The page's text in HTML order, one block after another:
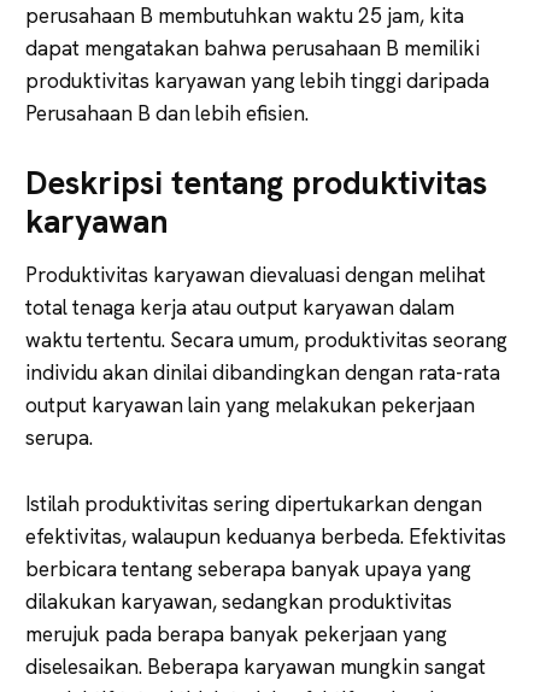
perusahaan B membutuhkan waktu 25 jam, kita
dapat mengatakan bahwa perusahaan B memiliki
produktivitas karyawan yang lebih tinggi daripada
Perusahaan B dan lebih efisien.
Deskripsi tentang produktivitas
karyawan
Produktivitas karyawan dievaluasi dengan melihat
total tenaga kerja atau output karyawan dalam
waktu tertentu. Secara umum, produktivitas seorang
individu akan dinilai dibandingkan dengan rata-rata
output karyawan lain yang melakukan pekerjaan
serupa.
Istilah produktivitas sering dipertukarkan dengan
efektivitas, walaupun keduanya berbeda. Efektivitas
berbicara tentang seberapa banyak upaya yang
dilakukan karyawan, sedangkan produktivitas
merujuk pada berapa banyak pekerjaan yang
diselesaikan. Beberapa karyawan mungkin sangat